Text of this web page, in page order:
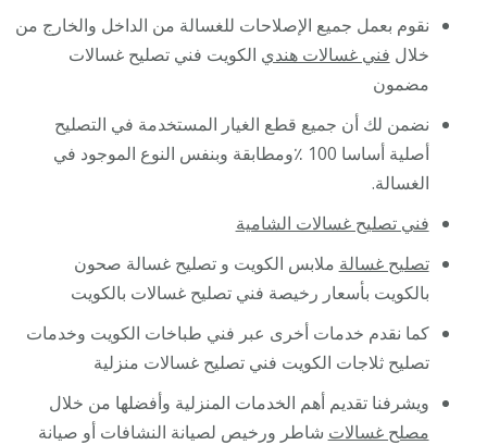
نقوم بعمل جميع الإصلاحات للغسالة من الداخل والخارج من
خلال فني غسالات هندي الكويت فني تصليح غسالات
مضمون
نضمن لك أن جميع قطع الغيار المستخدمة في التصليح
أصلية أساسا 100 ٪ومطابقة وبنفس النوع الموجود في
الغسالة.
فني تصليح غسالات الشامية
تصليح غسالة ملابس الكويت و تصليح غسالة صحون
بالكويت بأسعار رخيصة فني تصليح غسالات بالكويت
كما نقدم خدمات أخرى عبر فني طباخات الكويت وخدمات
تصليح ثلاجات الكويت فني تصليح غسالات منزلية
ويشرفنا تقديم أهم الخدمات المنزلية وأفضلها من خلال
مصلح غسالات شاطر ورخيص لصيانة النشافات أو صيانة